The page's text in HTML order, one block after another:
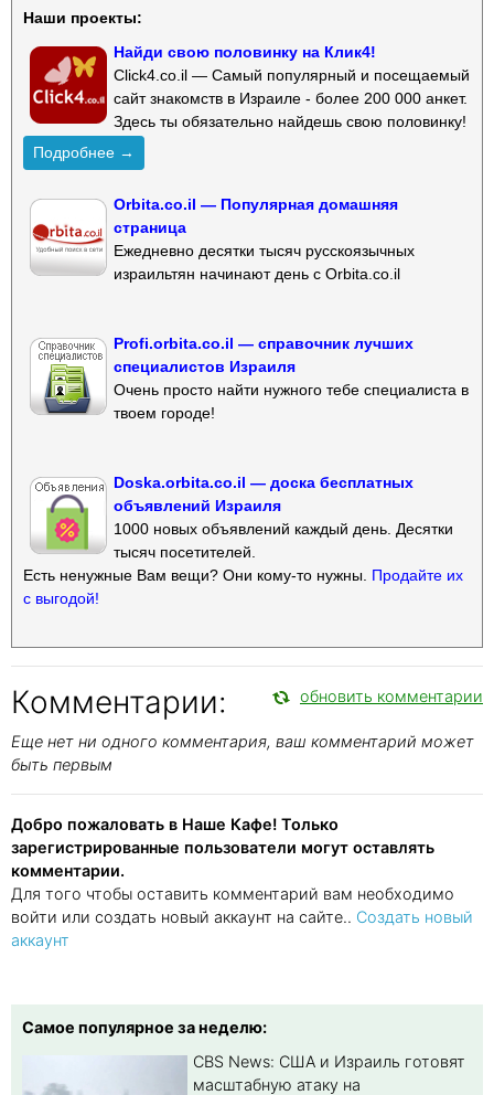
Наши проекты:
Найди свою половинку на Клик4!
Click4.co.il — Самый популярный и посещаемый
сайт знакомств в Израиле - более 200 000 анкет.
Здесь ты обязательно найдешь свою половинку!
Подробнее →
Orbita.co.il — Популярная домашняя
страница
Ежедневно десятки тысяч русскоязычных
израильтян начинают день с Orbita.co.il
Profi.orbita.co.il — справочник лучших
специалистов Израиля
Очень просто найти нужного тебе специалиста в
твоем городе!
Doska.orbita.co.il — доска бесплатных
объявлений Израиля
1000 новых объявлений каждый день. Десятки
тысяч посетителей.
Есть ненужные Вам вещи? Они кому-то нужны. Продайте их
с выгодой!
Комментарии: обновить комментарии
Еще нет ни одного комментария, ваш комментарий может
быть первым
Добро пожаловать в Наше Кафе! Только
зарегистрированные пользователи могут оставлять
комментарии.
Для того чтобы оставить комментарий вам необходимо
войти или создать новый аккаунт на сайте.. Создать новый
аккаунт
Самое популярное за неделю:
CBS News: США и Израиль готовят
масштабную атаку на